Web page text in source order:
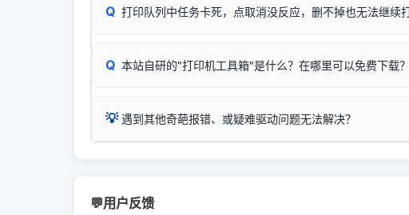
：Canon G3820、G3821、G3860等属于同系列，官
咱几乎每天都在远程帮网友安装各种打印机驱动。本站提供的
检查操作面板上是否有类似无线/WiFi的图标或按键；
若打印机本身带有网口/WiFi，请直接将其配置为网络打印模
（备选方案）通过"网络打印共享器"硬件可直接将传统USB打印
系统位数与架构类型。
观、快速地查看到当前的操
⚠️ ARM架构笔记本提醒：若您的电脑是搭载骁龙处理器的
X86/X64 驱动将无法兼容，必须联系官方寻求专门的 ARM
Q 打印队列中任务卡死，点取消没反应，删不掉也无法继续
进入左侧「安装维护」
在系统工具模块下，点击【
Q 本站自研的"打印机工具箱"是什么？在哪里可以免费下载？
一键重启打印服务，清除各种顽固卡死、无法删除的打印队
智能扫描并查看打印机当前的真实硬件端口；
💡 遇到其他奇葩报错、或疑难驱动问题无法解决？
💬用户反馈